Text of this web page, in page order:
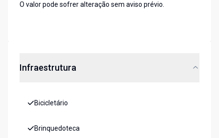
O valor pode sofrer alteração sem aviso prévio.
Infraestrutura
Bicicletário
Brinquedoteca